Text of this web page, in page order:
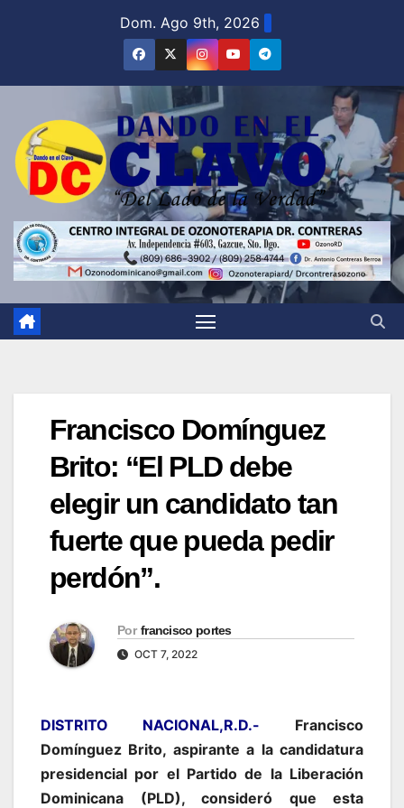
Dom. Ago 9th, 2026
Francisco Domínguez
Brito: “El PLD debe
elegir un candidato tan
fuerte que pueda pedir
perdón”.
Por francisco portes
OCT 7, 2022
DISTRITO NACIONAL,R.D.-
Francisco
Domínguez Brito, aspirante a la candidatura
presidencial por el Partido de la Liberación
Dominicana (PLD), consideró que esta